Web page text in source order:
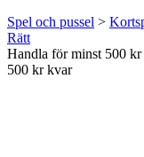
Spel och pussel >
Rätt
Handla för minst 500
500 kr kvar